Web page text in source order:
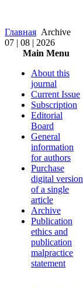
Главная Archive
07 | 08 | 2026
Main Menu
About this
journal
Current Issue
Subscription
Editorial
Board
General
information
for authors
Purchase
digital version
of a single
article
Archive
Publication
ethics and
publication
malpractice
statement